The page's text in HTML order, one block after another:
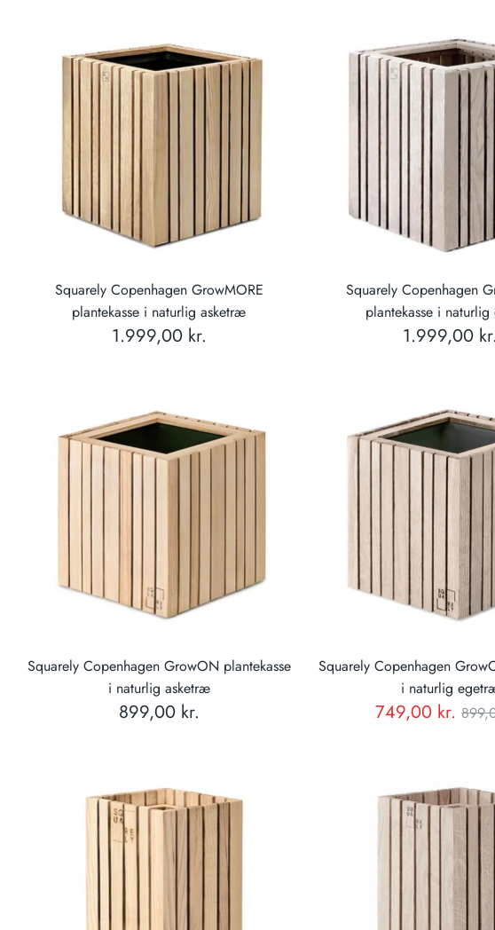
Squarely Copenhagen GrowMORE
plantekasse i naturlig asketræ
1.999,00 kr.
Squarely Copenhagen
plantekasse i
1.999,00 kr.
Squarely Copenhagen GrowON plantekasse
i naturlig asketræ
899,00 kr.
Squarely Copenhagen
i naturlig
749,00 kr.